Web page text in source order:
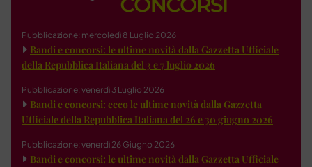
Pubblicazione: mercoledì 8 Luglio 2026
Bandi e concorsi: le ultime novità dalla Gazzetta Ufficiale
della Repubblica Italiana del 3 e 7 luglio 2026
Pubblicazione: venerdì 3 Luglio 2026
Bandi e concorsi: ecco le ultime novità dalla Gazzetta
Ufficiale della Repubblica Italiana del 26 e 30 giugno 2026
Pubblicazione: venerdì 26 Giugno 2026
Bandi e concorsi: le ultime novità dalla Gazzetta Ufficiale